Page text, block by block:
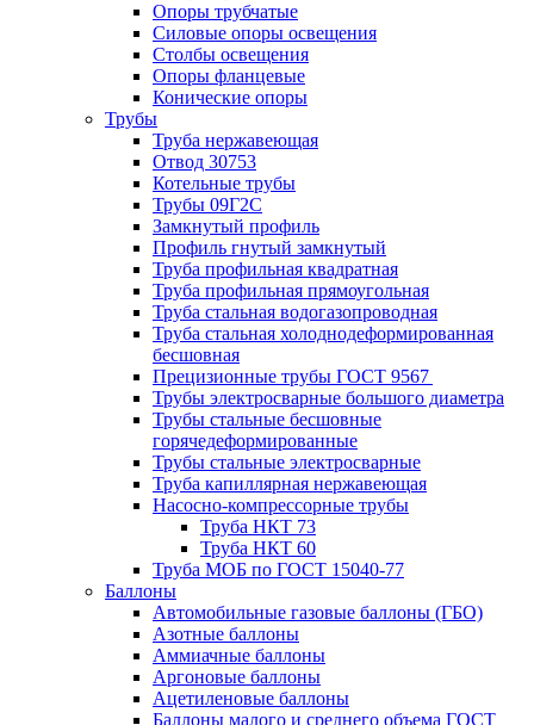
Опоры трубчатые
Силовые опоры освещения
Столбы освещения
Опоры фланцевые
Конические опоры
Трубы
Труба нержавеющая
Отвод 30753
Котельные трубы
Трубы 09Г2С
Замкнутый профиль
Профиль гнутый замкнутый
Труба профильная квадратная
Труба профильная прямоугольная
Труба стальная водогазопроводная
Труба стальная холоднодеформированная
бесшовная
Прецизионные трубы ГОСТ 9567
Трубы электросварные большого диаметра
Трубы стальные бесшовные
горячедеформированные
Трубы стальные электросварные
Труба капиллярная нержавеющая
Насосно-компрессорные трубы
Труба НКТ 73
Труба НКТ 60
Труба МОБ по ГОСТ 15040-77
Баллоны
Автомобильные газовые баллоны (ГБО)
Азотные баллоны
Аммиачные баллоны
Аргоновые баллоны
Ацетиленовые баллоны
Баллоны малого и среднего объема ГОСТ